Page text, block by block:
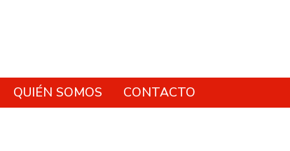
QUIÉN SOMOS CONTACTO